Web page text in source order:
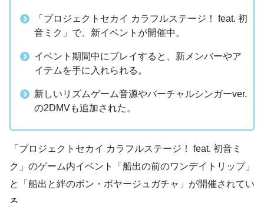
「プロジェクトセカイ カラフルステージ！ feat. 初
音ミク」で、新イベントが開催中。
イベント期間中にプレイすると、新メンバーやア
イテムを手に入れられる。
新しいリズムゲーム音源やバーチャルシンガーver.
の2DMVも追加された。
「プロジェクトセカイ カラフルステージ！ feat. 初音ミ
ク」のゲーム内イベント「船出の前のワンデイトリップ」
と「船出と絆のボン・ボヤージュガチャ」が開催されてい